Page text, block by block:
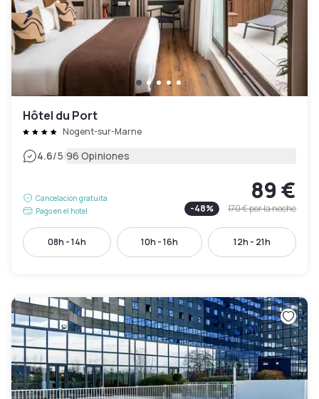
Hôtel du Port
Nogent-sur-Marne
4.6/5|96 Opiniones
Cancelación gratuita
Pago en el hotel
89 €
-48% 170 €por la noche
08h - 14h 10h - 16h 12h - 21h